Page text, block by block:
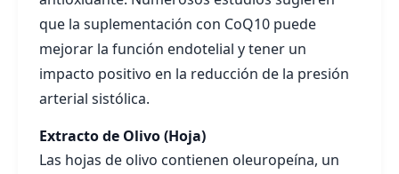
que la suplementación con CoQ10 puede
mejorar la función endotelial y tener un
impacto positivo en la reducción de la presión
arterial sistólica.
Extracto de Olivo (Hoja)
Las hojas de olivo contienen oleuropeína, un